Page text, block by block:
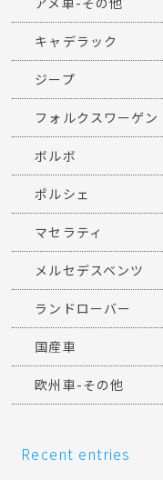
キャデラック
ジープ
フォルクスワーゲン
ボルボ
ポルシェ
マセラティ
メルセデスベンツ
ランドローバー
国産車
欧州車-その他
Recent entries